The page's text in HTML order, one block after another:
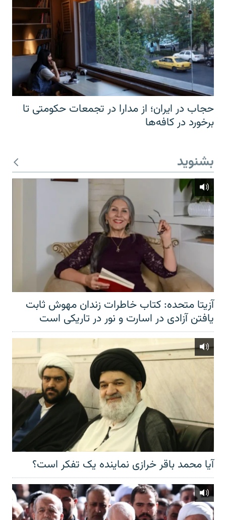
حجاب در ایران؛ از مدارا در تجمعات حکومتی تا
برخورد در کافه‌ها
بشنوید
آزیتا متحده: کتاب خاطرات زندان مهوش ثابت
یافتن آزادی در اسارت و نور در تاریکی است
آیا محمد باقر خرازی نماینده یک تفکر است؟